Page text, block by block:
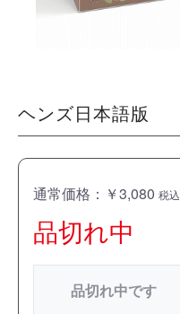
ヘンズ日本語版
通常価格：￥3,080 税込
品切れ中
品切れ中です